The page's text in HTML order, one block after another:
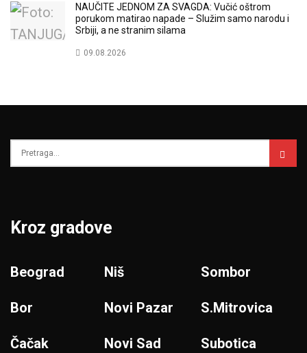
NAUČITE JEDNOM ZA SVAGDA: Vučić oštrom
porukom matirao napade – Služim samo narodu i
Srbiji, a ne stranim silama
09.08.2026
Kroz gradove
Beograd
Bor
Čačak
Niš
Novi Pazar
Novi Sad
Sombor
S.Mitrovica
Subotica